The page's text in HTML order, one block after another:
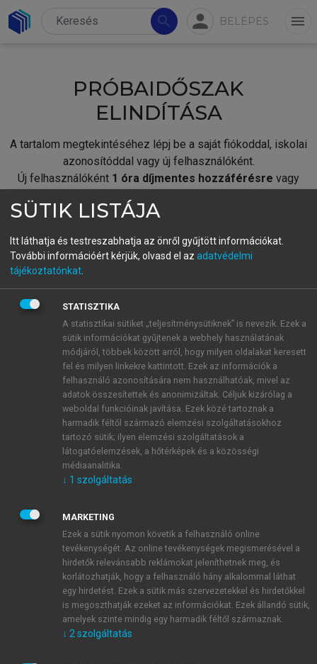
search person BELÉPÉS menu
PRÓBAIDŐSZAK
ELINDÍTÁSA
A tartalom megtekintéséhez lépj be a saját fiókoddal, iskolai
azonosítóddal vagy új felhasználóként.
Új felhasználóként 1 óra díjmentes hozzáférésre vagy
fiókoddal,vagy hozz létre új fiókot.
A regisztráció után apróbaidőszakautomatikusan
BELÉPÉS SAJÁT FIÓKKAL
ÚJ FIÓK LÉTREHOZÁSA
1 óra díjmentes hozzáférés
E-MAIL-CÍM
JELSZÓ
JELSZÓ ÚJRA
Kérek értesítést a MeRSZ újdonságairól, akcióiról.
Kérek értesítést az Akadémiai Kiadó Zrt. újdonságairól,
SÜTIK LISTÁJA
Itt láthatja és testreszabhatja az önről gyűjtött információkat.
További információért kérjük, olvasd el az adatvédelmi
tájékoztatónkat
STATISZTIKA
A statisztikai sütiket „teljesítménysütiknek” is nevezik. Ezek a
sütik információkat gyűjtenek a webhely használatának
módjáról, többek között arról, hogy milyen oldalakat keresett
fel és milyen linkekre kattintott. Ezek az információk a
felhasználó azonosítására nem használhatóak, mivel az
adatok összesítettek és anonimizáltak. Céljuk kizárólag a
weboldal funkcióinak javítása. Ezek közé tartoznak a
harmadik féltől származó elemzési szolgáltatásokhoz
tartozó sütik; ilyen elemzési szolgáltatások a
látogatóelemzések, a hőtérképek és a közösségi
médiaanalitika.
↓ 1 szolgáltatás
MARKETING
Ezek a sütik nyomon követik a felhasználó online
tevékenységét. Az online tevékenységek megismerésével a
hirdetők relevánsabb reklámokat jeleníthetnek meg, és
korlátozhatják, hogy a felhasználó hány alkalommal láthat
egy hirdetést. Ezek a sütik más szervezetekkel és hirdetőkkel
is megoszthatják ezeket az információkat. Ezek állandó sütik,
amelyek szinte mindig egy harmadik féltől származnak.
↓ 2 szolgáltatás